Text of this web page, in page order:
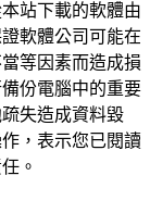
站下載的軟體由
軟體公司可能在
等因素而造成損
份電腦中的重要
失造成資料毀
，表示您已閱讀
。